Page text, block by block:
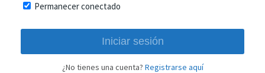
Permanecer conectado
¿No tienes una cuenta? Registrarse aquí